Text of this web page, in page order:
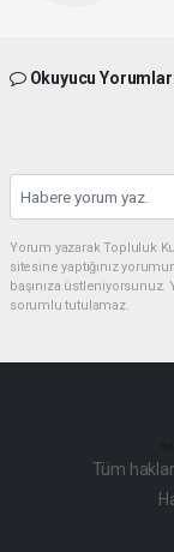
Okuyucu
Yorum yazarak Topluluk
sitesine yaptığınız
başınıza
sorumlu tutulamaz.
Tüm